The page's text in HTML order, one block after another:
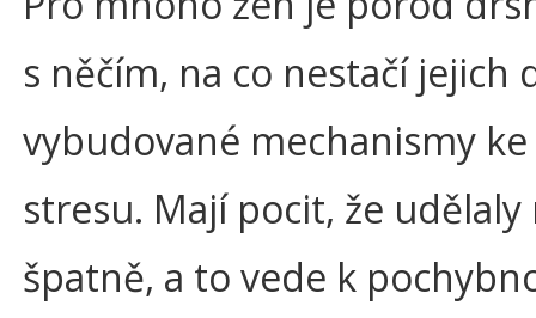
s něčím, na co nestačí jejich
vybudované mechanismy
stresu. Mají pocit, že udělaly
špatně, a to vede k